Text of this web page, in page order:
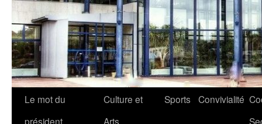
Le mot du
président
Culture et
Arts
Sports Convivialité